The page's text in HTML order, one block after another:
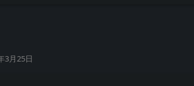
3月25日